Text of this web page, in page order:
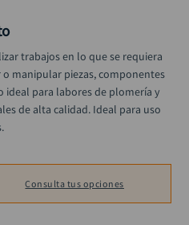
trabajos en lo que se requiera
manipular piezas, componentes
ideal para labores de plomería y
de alta calidad. Ideal para uso
Consulta tus opciones